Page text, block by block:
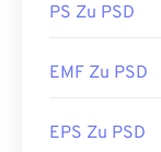
Nachteil von
Adobe
PS Zu PSD
EMF Zu PSD
EPS Zu PSD